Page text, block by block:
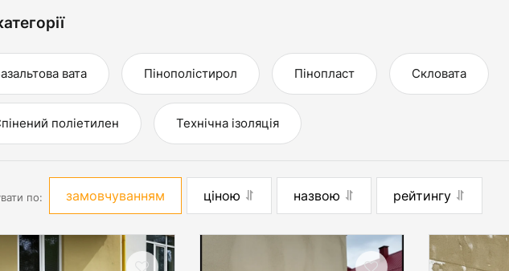
вата Пінополістирол Пінопласт Скловата
поліетилен Технічна ізоляція
по: замовчуванням ціною назвою рейтингу